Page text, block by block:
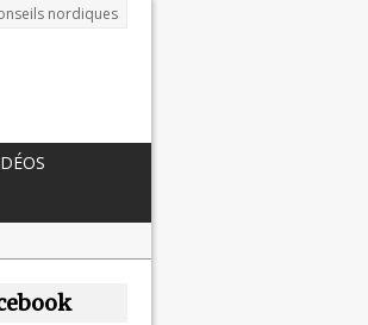
nordiques